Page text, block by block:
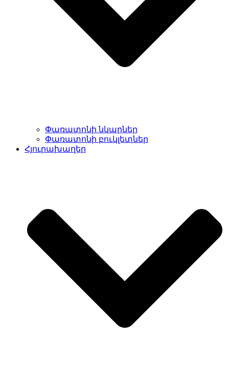
Փառատոնի նկարներ
Փառատոնի բուկլետներ
Հյուրախաղեր